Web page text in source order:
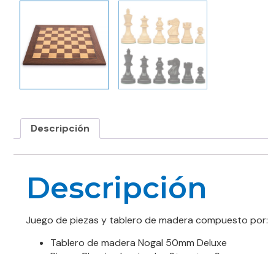
Descripción
Descripción
Juego de piezas y tablero de madera compuesto por:
Tablero de madera Nogal 50mm Deluxe